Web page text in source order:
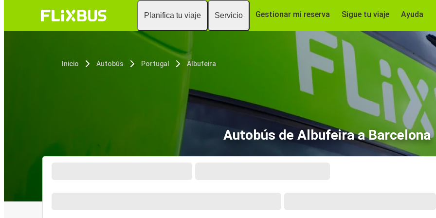
Planifica tu viaje Servicio Gestionar mi reserva Sigue tu viaje Ayuda
Inicio Autobús Portugal Albufeira
Autobús de Albufeira a Barcelona